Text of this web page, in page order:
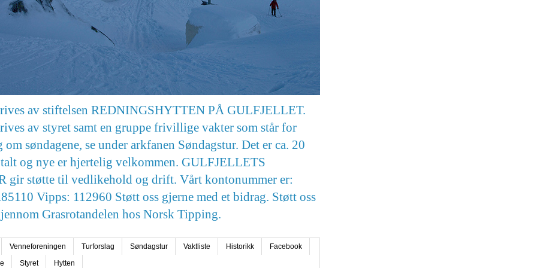
av stiftelsen REDNINGSHYTTEN PÅ GULFJELLET.
av styret samt en gruppe frivillige vakter som står for
om søndagene, se under arkfanen Søndagstur. Det er ca. 20
og nye er hjertelig velkommen. GULFJELLETS
gir støtte til vedlikehold og drift. Vårt kontonummer er:
Vipps: 112960 Støtt oss gjerne med et bidrag. Støtt oss
Grasrotandelen hos Norsk Tipping.
Venneforeningen Turforslag Søndagstur Vaktliste Historikk Facebook
Styret Hytten